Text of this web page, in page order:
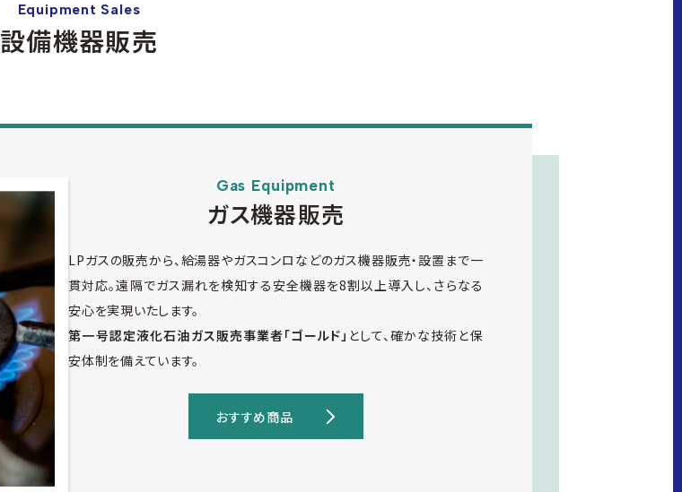
Equipment Sales
設備機器販売
Gas Equipment
ガス機器販売
LPガスの販売から、給湯器やガスコンロなどのガス機器販売・設置まで一
貫対応。遠隔でガス漏れを検知する安全機器を8割以上導入し、さらなる
安心を実現いたします。
第一号認定液化石油ガス販売事業者「ゴールド」 として、確かな技術と保
安体制を備えています。
おすすめ商品